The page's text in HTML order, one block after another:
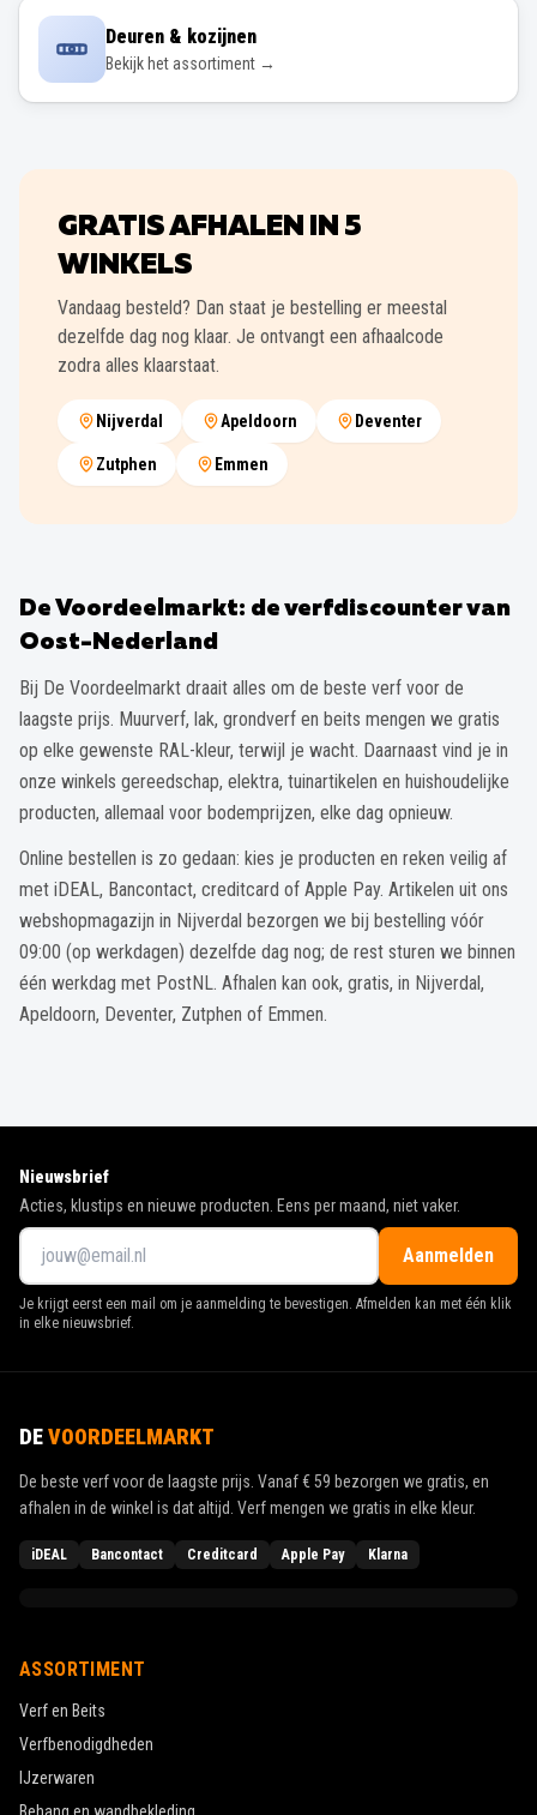
Deuren & kozijnen
Bekijk het assortiment →
GRATIS AFHALEN IN 5
WINKELS
Vandaag besteld? Dan staat je bestelling er meestal
dezelfde dag nog klaar. Je ontvangt een afhaalcode
zodra alles klaarstaat.
Nijverdal Apeldoorn Deventer
Zutphen Emmen
De Voordeelmarkt: de verfdiscounter van
Oost-Nederland
Bij De Voordeelmarkt draait alles om de beste verf voor de
laagste prijs. Muurverf, lak, grondverf en beits mengen we gratis
op elke gewenste RAL-kleur, terwijl je wacht. Daarnaast vind je in
onze winkels gereedschap, elektra, tuinartikelen en huishoudelijke
producten, allemaal voor bodemprijzen, elke dag opnieuw.
Online bestellen is zo gedaan: kies je producten en reken veilig af
met iDEAL, Bancontact, creditcard of Apple Pay. Artikelen uit ons
webshopmagazijn in Nijverdal bezorgen we bij bestelling vóór
09:00 (op werkdagen) dezelfde dag nog; de rest sturen we binnen
één werkdag met PostNL. Afhalen kan ook, gratis, in Nijverdal,
Apeldoorn, Deventer, Zutphen of Emmen.
Nieuwsbrief
Acties, klustips en nieuwe producten. Eens per maand, niet vaker.
Aanmelden
Je krijgt eerst een mail om je aanmelding te bevestigen. Afmelden kan met één klik
in elke nieuwsbrief.
DEVOORDEELMARKT
De beste verf voor de laagste prijs. Vanaf€ 59 bezorgen we gratis, en
afhalen in de winkel is dat altijd. Verf mengen we gratis in elke kleur.
iDEAL Bancontact Creditcard Apple Pay Klarna
ASSORTIMENT
Verf en Beits
Verfbenodigdheden
IJzerwaren
Behang en wandbekleding